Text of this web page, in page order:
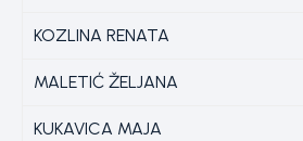
KOZLINA RENATA
MALETIĆ ŽELJANA
KUKAVICA MAJA